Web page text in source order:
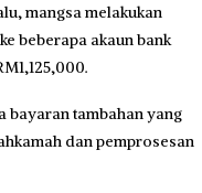
mangsa melakukan
beberapa akaun bank
bayaran tambahan yang
dan pemprosesan